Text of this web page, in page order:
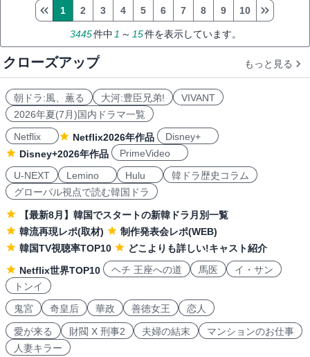
3445件中 1 ～ 15件を表示しています。
1 2 3 4 5 6 7 8 9 10
クローズアップ もっと見る
朝ドラ:風、薫る 大河:豊臣兄弟!
VIVANT
2026年夏(7月)国内ドラマ一覧
Netflix
Netflix2026年作品
Disney+
Disney+2026年作品
PrimeVideo
U-NEXT
Lemino Hulu
韓ドラ歴史コラム
グローバル視点で読む韓国ドラ
【最新8月】韓国でスタートの新韓ドラ月別一覧
韓流再現レポ(取材)
制作発表会レポ(WEB)
韓国TV視聴率TOP10
どこよりも詳しい!キャスト紹介
Netflix世界TOP10
ヘチ 王座への道 馬医
イ・サン
トンイ
鬼宮
奇皇后 華政 善徳女王 恋人
愛が来る 財閥 X 刑事2 夫婦の結末
マンションのお仕事
人妻キラー